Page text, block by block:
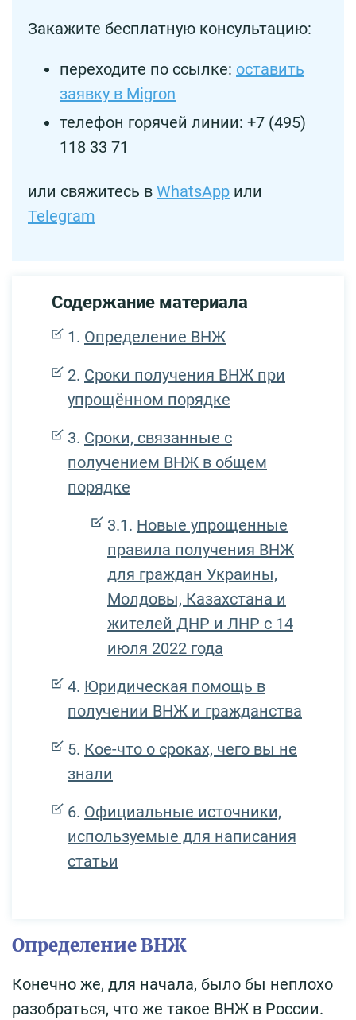
Закажите бесплатную консультацию:
переходите по ссылке: оставить
заявку в Migron
телефон горячей линии: +7 (495)
118 33 71
или свяжитесь в WhatsApp или
Telegram
Содержание материала
Определение ВНЖ
Сроки получения ВНЖ при
упрощённом порядке
Сроки, связанные с
получением ВНЖ в общем
порядке
Новые упрощенные
правила получения ВНЖ
для граждан Украины,
Молдовы, Казахстана и
жителей ДНР и ЛНР с 14
июля 2022 года
Юридическая помощь в
получении ВНЖ и гражданства
Кое-что о сроках, чего вы не
знали
Официальные источники,
используемые для написания
статьи
Определение ВНЖ
Конечно же, для начала, было бы неплохо
разобраться, что же такое ВНЖ в России.